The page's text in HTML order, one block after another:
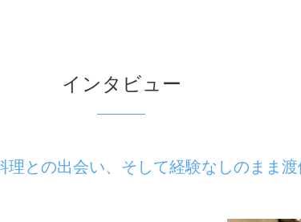
インタビュー
理との出会い、そして経験なしのまま渡